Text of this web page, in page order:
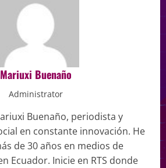
Mariuxi Buenaño
Administrator
Buenaño, periodista y
en constante innovación. He
de 30 años en medios de
Ecuador. Inicie en RTS donde